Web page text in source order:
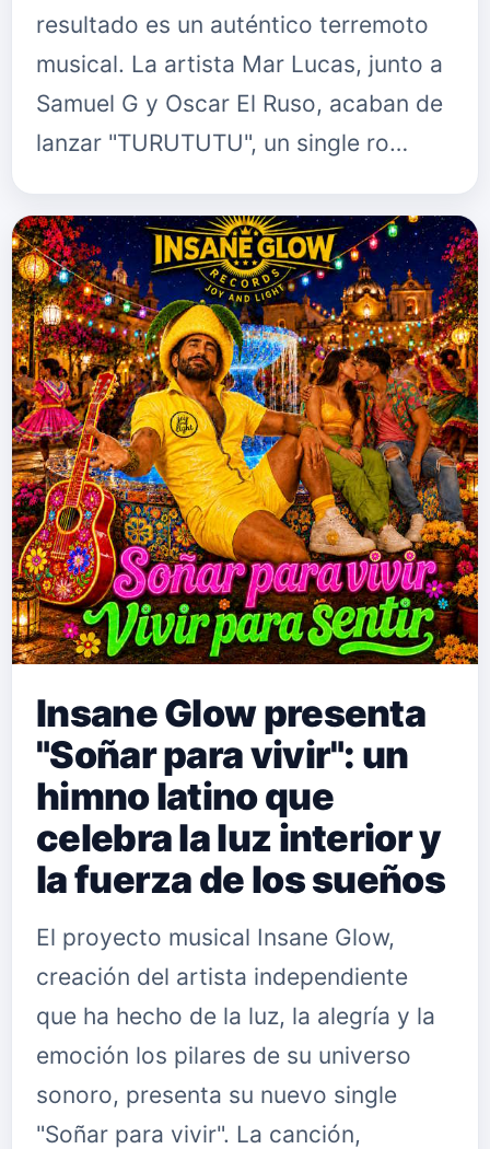
resultado es un auténtico terremoto
musical. La artista Mar Lucas, junto a
Samuel G y Oscar El Ruso, acaban de
lanzar "TURUTUTU", un single ro…
Insane Glow presenta
"Soñar para vivir": un
himno latino que
celebra la luz interior y
la fuerza de los sueños
El proyecto musical Insane Glow,
creación del artista independiente
que ha hecho de la luz, la alegría y la
emoción los pilares de su universo
sonoro, presenta su nuevo single
"Soñar para vivir". La canción,